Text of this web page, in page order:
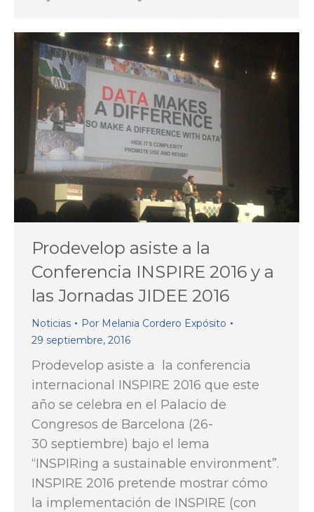
Prodevelop asiste a la
Conferencia INSPIRE 2016 y a
las Jornadas JIDEE 2016
Noticias Por Melania Cordero Expósito
29 septiembre, 2016
Prodevelop asiste a la conferencia
internacional INSPIRE 2016 que este
año se celebra en el Palacio de
Congresos de Barcelona (26-
30 septiembre) bajo el lema
“INSPIRing a sustainable environment”.
INSPIRE 2016 pretende mostrar cómo
la implementación de INSPIRE (con